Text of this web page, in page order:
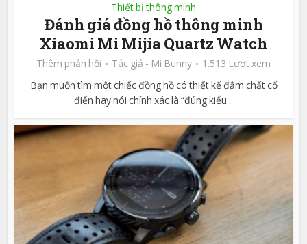
Thiết bị thông minh
Đánh giá đồng hồ thông minh
Xiaomi Mi Mijia Quartz Watch
Thêm phản hồi Tác giả - Mi Bunny
1.513 Lượt xem
Bạn muốn tìm một chiếc đồng hồ có thiết kế đậm chất cổ
điển hay nói chính xác là “đúng kiểu...